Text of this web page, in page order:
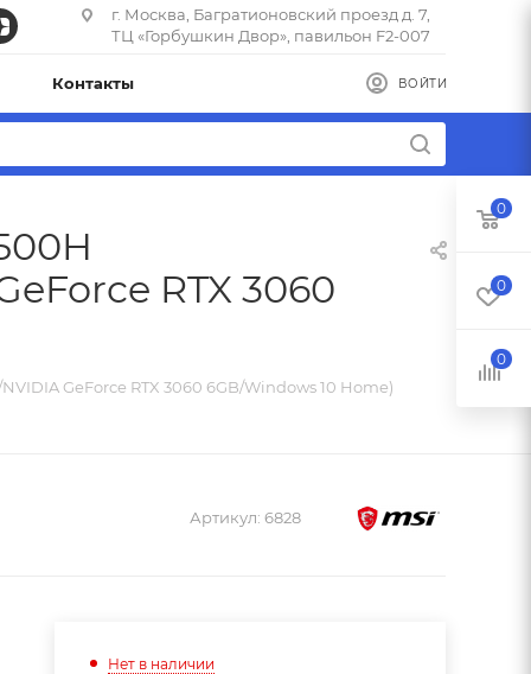
г. Москва, Багратионовский проезд д. 7,
ТЦ «Горбушкин Двор», павильон F2-007
ВОЙТИ
Контакты
RTX 3060
GeForce RTX 3060 6GB/Windows 10 Home)
Артикул: 6828
Нет в наличии
0
0
0